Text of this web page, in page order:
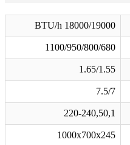
18000/19000 BTU/h
1100/950/800/680
1.65/1.55
7.5/7
220-240,50,1
1000x700x245